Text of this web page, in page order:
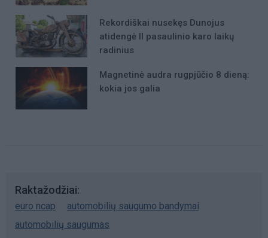
Rekordiškai nusekęs Dunojus
atidengė II pasaulinio karo laikų
radinius
Magnetinė audra rugpjūčio 8 dieną:
kokia jos galia
Raktažodžiai
euro ncap
automobilių saugumo bandymai
automobilių saugumas